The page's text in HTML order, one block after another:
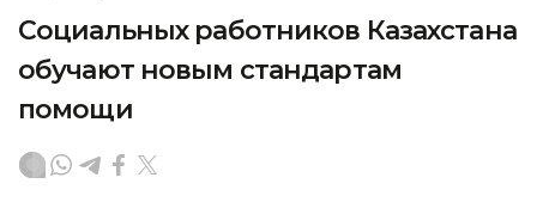
Социальных работников Казахстана
обучают новым стандартам
помощи